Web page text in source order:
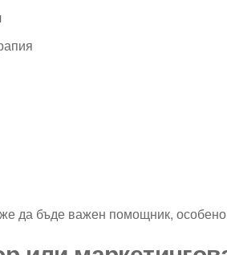
да бъде важен помощник,